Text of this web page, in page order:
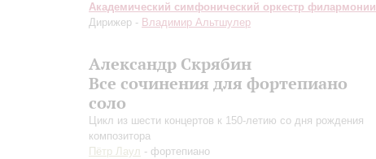
Академический симфонический оркестр филармонии
Дирижер - Владимир Альтшулер
Александр Скрябин
Все сочинения для фортепиано
соло
Цикл из шести концертов к 150-летию со дня рождения
композитора
Пётр Лаул - фортепиано